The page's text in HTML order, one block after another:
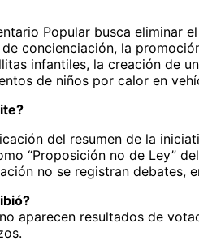
Popular busca
concienciación, la
infantiles, la creación de
de niños por calor en
del resumen de la
“Proposición no de Ley”
no se registran debates,
aparecen resultados de